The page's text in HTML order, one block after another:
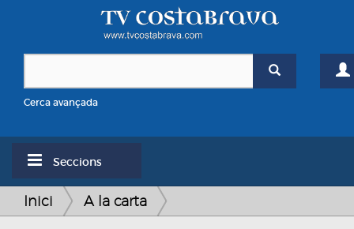
Cerca avançada
Seccions
Inici A la carta